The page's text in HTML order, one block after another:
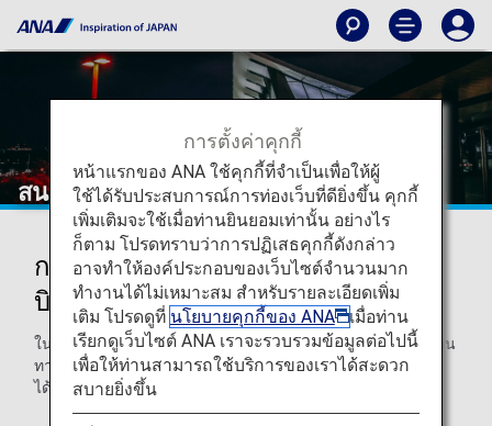
สนามบินชิโตเสะแห่งใหม่
การเดินทางมายังและออกจากสนาม
บินชิโตเสะแห่งใหม่
ในหน้านี้ ท่านจะได้พบข้อมูลที่ต้องการ รวมถึงขั้นตอนในการเดิน
ทางที่สนามบินนิวชิโตเสะและไปยังจุดหมายปลายทางของท่าน
ได้อย่างง่ายดาย
การตั้งค่าคุกกี้
หน้าแรกของ ANA ใช้คุกกี้ที่จำเป็นเพื่อให้ผู้
ใช้ได้รับประสบการณ์การท่องเว็บที่ดียิ่งขึ้น คุกกี้
เพิ่มเติมจะใช้เมื่อท่านยินยอมเท่านั้น อย่างไร
ก็ตาม โปรดทราบว่าการปฏิเสธคุกกี้ดังกล่าว
อาจทำให้องค์ประกอบของเว็บไซต์จำนวนมาก
ทำงานได้ไม่เหมาะสม สำหรับรายละเอียดเพิ่ม
เติม โปรดดูที่ นโยบายคุกกี้ของ ANA
เมื่อท่าน
เรียกดูเว็บไซต์ ANA เราจะรวบรวมข้อมูลต่อไปนี้
เพื่อให้ท่านสามารถใช้บริการของเราได้สะดวก
สบายยิ่งขึ้น